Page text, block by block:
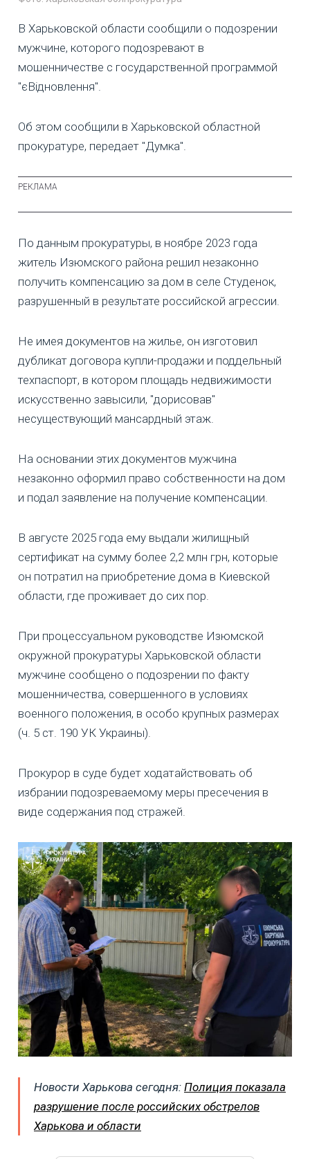
В Харьковской области сообщили о подозрении
мужчине, которого подозревают в
мошенничестве с государственной программой
"єВідновлення".
Об этом сообщили в Харьковской областной
прокуратуре, передает "Думка".
По данным прокуратуры, в ноябре 2023 года
житель Изюмского района решил незаконно
получить компенсацию за дом в селе Студенок,
разрушенный в результате российской агрессии.
Не имея документов на жилье, он изготовил
дубликат договора купли-продажи и поддельный
техпаспорт, в котором площадь недвижимости
искусственно завысили, "дорисовав"
несуществующий мансардный этаж.
На основании этих документов мужчина
незаконно оформил право собственности на дом
и подал заявление на получение компенсации.
В августе 2025 года ему выдали жилищный
сертификат на сумму более 2,2 млн грн, которые
он потратил на приобретение дома в Киевской
области, где проживает до сих пор.
При процессуальном руководстве Изюмской
окружной прокуратуры Харьковской области
мужчине сообщено о подозрении по факту
мошенничества, совершенного в условиях
военного положения, в особо крупных размерах
(ч. 5 ст. 190 УК Украины).
Прокурор в суде будет ходатайствовать об
избрании подозреваемому меры пресечения в
виде содержания под стражей.
Новости Харькова сегодня: Полиция показала
разрушение после российских обстрелов
Харькова и области